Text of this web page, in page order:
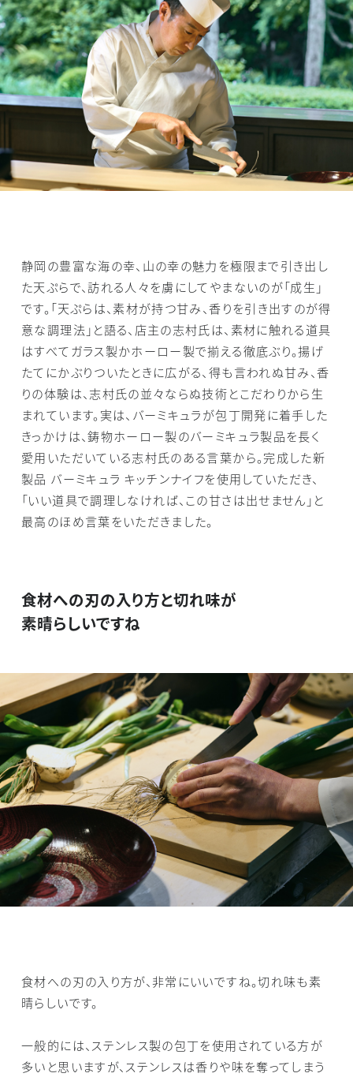
静岡の豊富な海の幸、山の幸の魅力を極限まで引き出し
た天ぷらで、訪れる人々を虜にしてやまないのが「成生」
です。「天ぷらは、素材が持つ甘み、香りを引き出すのが得
意な調理法」と語る、店主の志村氏は、素材に触れる道具
はすべてガラス製かホーロー製で揃える徹底ぶり。揚げ
たてにかぶりついたときに広がる、得も言われぬ甘み、香
りの体験は、志村氏の並々ならぬ技術とこだわりから生
まれています。実は、バーミキュラが包丁開発に着手した
きっかけは、鋳物ホーロー製のバーミキュラ製品を長く
愛用いただいている志村氏のある言葉から。完成した新
製品 バーミキュラ キッチンナイフを使用していただき、
「いい道具で調理しなければ、この甘さは出せません」と
最高のほめ言葉をいただきました。
食材への刃の入り方と切れ味が
素晴らしいですね
食材への刃の入り方が、非常にいいですね。切れ味も素
晴らしいです。
一般的には、ステンレス製の包丁を使用されている方が
多いと思いますが、ステンレスは香りや味を奪ってしまう